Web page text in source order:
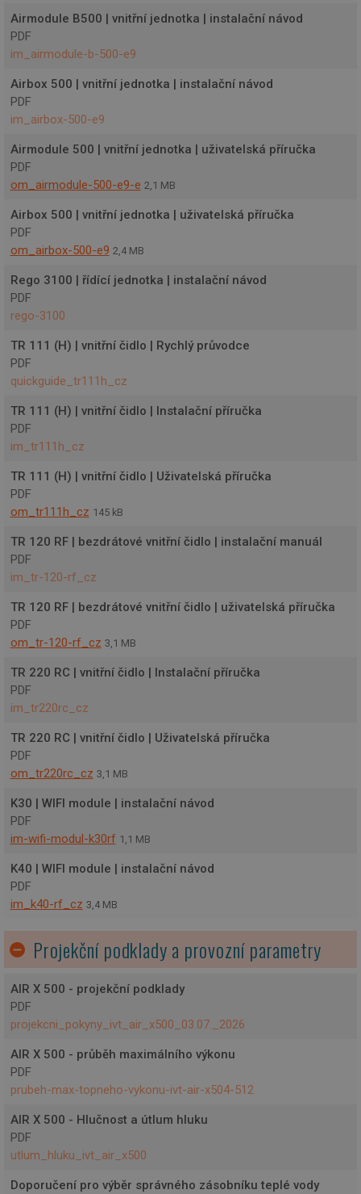
Airmodule B500 | vnitřní jednotka | instalační návod
PDF
im_airmodule-b-500-e9
Airbox 500 | vnitřní jednotka | instalační návod
PDF
im_airbox-500-e9
Airmodule 500 | vnitřní jednotka | uživatelská příručka
PDF
om_airmodule-500-e9-e 2,1 MB
Airbox 500 | vnitřní jednotka | uživatelská příručka
PDF
om_airbox-500-e9 2,4 MB
Rego 3100 | řídící jednotka | instalační návod
PDF
rego-3100
TR 111 (H) | vnitřní čidlo | Rychlý průvodce
PDF
quickguide_tr111h_cz
TR 111 (H) | vnitřní čidlo | Instalační příručka
PDF
im_tr111h_cz
TR 111 (H) | vnitřní čidlo | Uživatelská příručka
PDF
om_tr111h_cz 145 kB
TR 120 RF | bezdrátové vnitřní čidlo | instalační manuál
PDF
im_tr-120-rf_cz
TR 120 RF | bezdrátové vnitřní čidlo | uživatelská příručka
PDF
om_tr-120-rf_cz 3,1 MB
TR 220 RC | vnitřní čidlo | Instalační příručka
PDF
im_tr220rc_cz
TR 220 RC | vnitřní čidlo | Uživatelská příručka
PDF
om_tr220rc_cz 3,1 MB
K30 | WIFI module | instalační návod
PDF
im-wifi-modul-k30rf 1,1 MB
K40 | WIFI module | instalační návod
PDF
im_k40-rf_cz 3,4 MB
Projekční podklady a provozní parametry
AIR X 500 - projekční podklady
PDF
projekcni_pokyny_ivt_air_x500_03.07._2026
AIR X 500 - průběh maximálního výkonu
PDF
prubeh-max-topneho-vykonu-ivt-air-x504-512
AIR X 500 - Hlučnost a útlum hluku
PDF
utlum_hluku_ivt_air_x500
Doporučení pro výběr správného zásobníku teplé vody